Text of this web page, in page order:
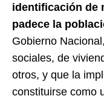
identificación de
padece la
Gobierno
sociales, de
otros, y que la
constituirse como